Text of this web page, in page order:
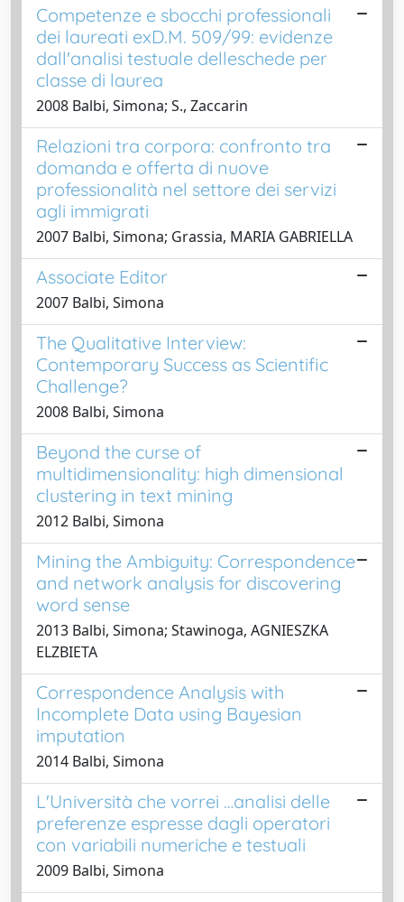
Competenze e sbocchi professionali
dei laureati exD.M. 509/99: evidenze
dall'analisi testuale delleschede per
classe di laurea
2008 Balbi, Simona; S., Zaccarin
Relazioni tra corpora: confronto tra
domanda e offerta di nuove
professionalità nel settore dei servizi
agli immigrati
2007 Balbi, Simona; Grassia, MARIA GABRIELLA
Associate Editor
2007 Balbi, Simona
The Qualitative Interview:
Contemporary Success as Scientific
Challenge?
2008 Balbi, Simona
Beyond the curse of
multidimensionality: high dimensional
clustering in text mining
2012 Balbi, Simona
Mining the Ambiguity: Correspondence
and network analysis for discovering
word sense
2013 Balbi, Simona; Stawinoga, AGNIESZKA
ELZBIETA
Correspondence Analysis with
Incomplete Data using Bayesian
imputation
2014 Balbi, Simona
L'Università che vorrei …analisi delle
preferenze espresse dagli operatori
con variabili numeriche e testuali
2009 Balbi, Simona